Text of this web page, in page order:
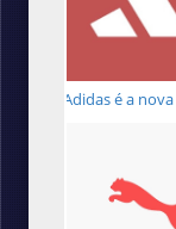
Adidas é a